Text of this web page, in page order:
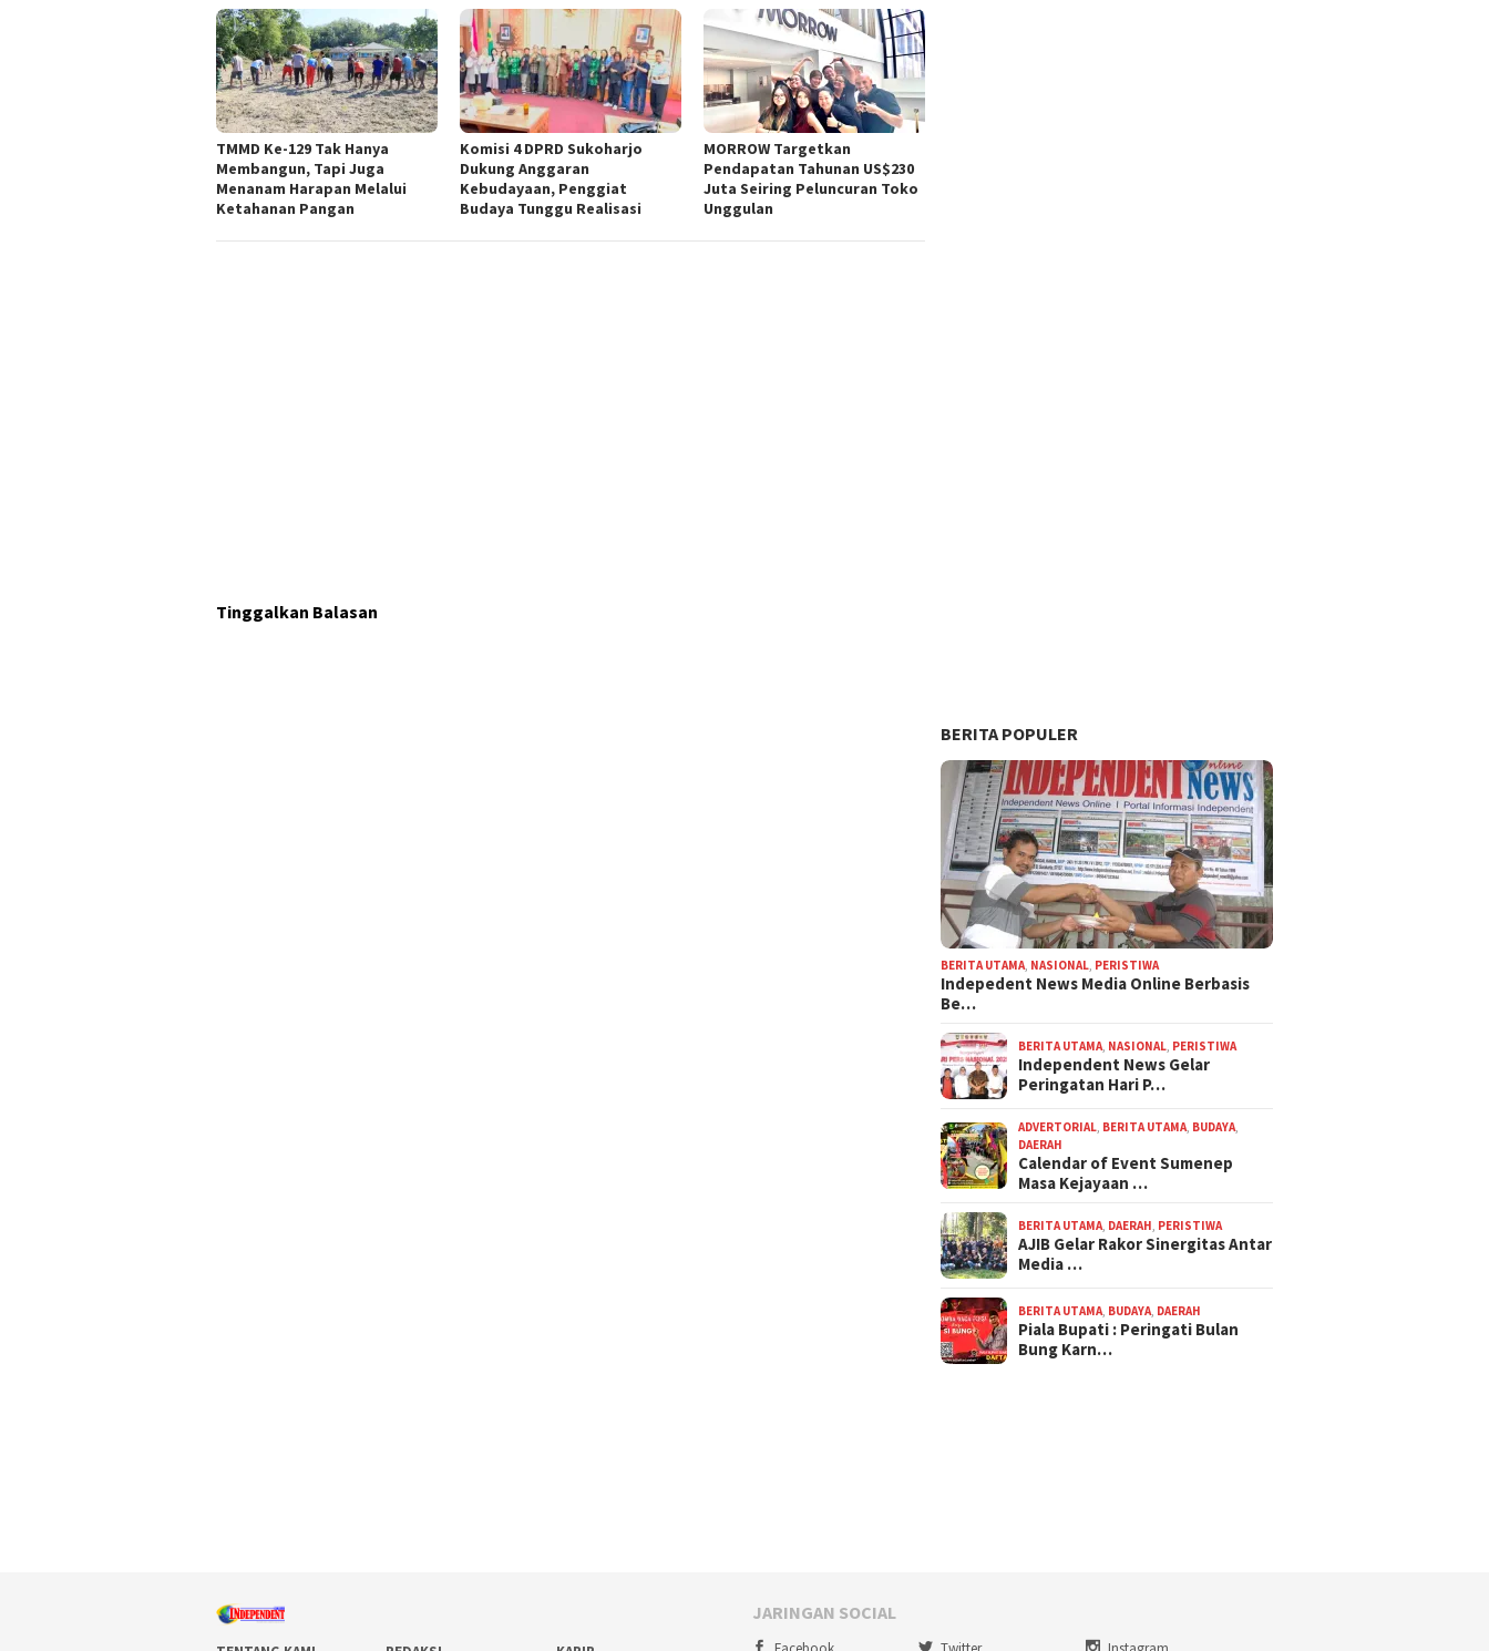
TMMD Ke-129 Tak Hanya
Membangun, Tapi Juga
Menanam Harapan Melalui
Ketahanan Pangan
Komisi 4 DPRD Sukoharjo
Dukung Anggaran
Kebudayaan, Penggiat
Budaya Tunggu Realisasi
MORROW Targetkan
Pendapatan Tahunan US$230
Juta Seiring Peluncuran Toko
Unggulan
Tinggalkan Balasan
BERITA POPULER
BERITA UTAMA NASIONAL PERISTIWA
Indepedent News Media Online Berbasis
Be…
BERITA UTAMA NASIONAL PERISTIWA
Independent News Gelar
Peringatan Hari P…
ADVERTORIAL BERITA UTAMA BUDAYA
DAERAH
Calendar of Event Sumenep
Masa Kejayaan …
BERITA UTAMA DAERAH PERISTIWA
AJIB Gelar Rakor Sinergitas Antar
Media …
BERITA UTAMA BUDAYA DAERAH
Piala Bupati : Peringati Bulan
Bung Karn…
JARINGAN SOCIAL